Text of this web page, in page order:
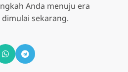
Anda menuju era
sekarang.